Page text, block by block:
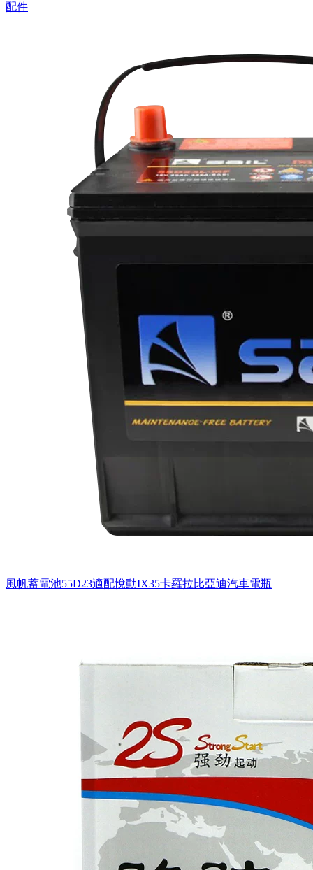
配件
風帆蓄電池55D23適配悅動IX35卡羅拉比亞迪汽車電瓶